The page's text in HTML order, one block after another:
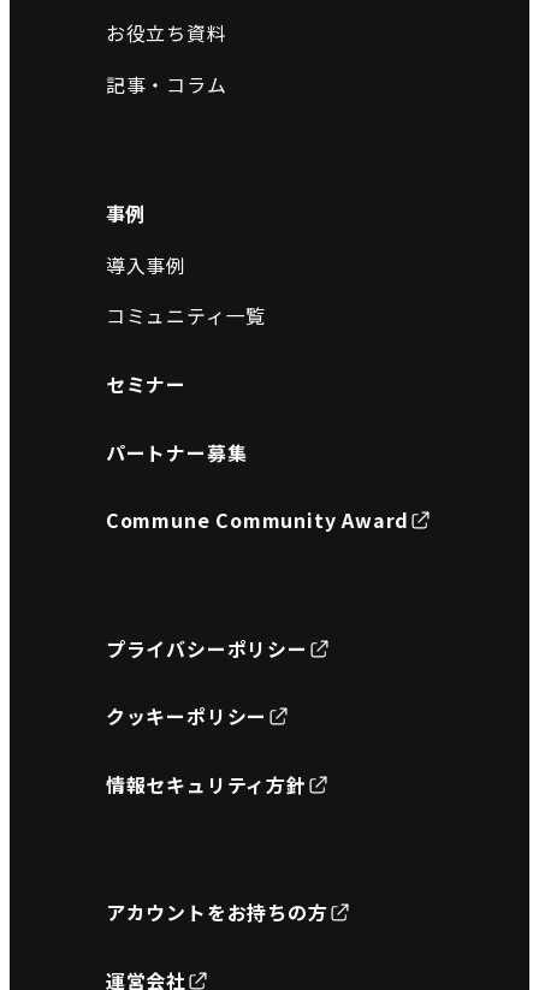
お役立ち資料
記事・コラム
事例
導入事例
コミュニティ一覧
セミナー
パートナー募集
Commune Community Award
プライバシーポリシー
クッキーポリシー
情報セキュリティ方針
アカウントをお持ちの方
運営会社